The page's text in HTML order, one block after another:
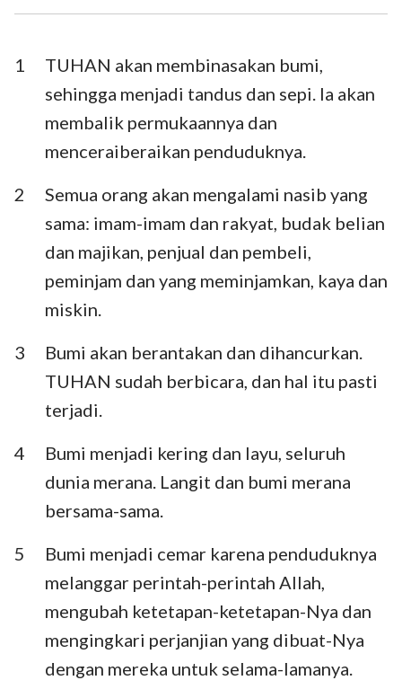
Ezra Nehemia
Ester Ayub
Mazmur Amsal
Kidung Agung
Ratapan Yehezkiel
Daniel Hosea
Yoel
Mikha Nahum
Habakuk
Hagai Zakharia
Maleakhi
1
TUHAN akan membinasakan bumi,
sehingga menjadi tandus dan sepi. Ia akan
membalik permukaannya dan
menceraiberaikan penduduknya.
2
Semua orang akan mengalami nasib yang
sama: imam-imam dan rakyat, budak belian
dan majikan, penjual dan pembeli,
peminjam dan yang meminjamkan, kaya dan
miskin.
3
Bumi akan berantakan dan dihancurkan.
TUHAN sudah berbicara, dan hal itu pasti
terjadi.
4
Bumi menjadi kering dan layu, seluruh
dunia merana. Langit dan bumi merana
bersama-sama.
5
Bumi menjadi cemar karena penduduknya
melanggar perintah-perintah Allah,
mengubah ketetapan-ketetapan-Nya dan
mengingkari perjanjian yang dibuat-Nya
dengan mereka untuk selama-lamanya.